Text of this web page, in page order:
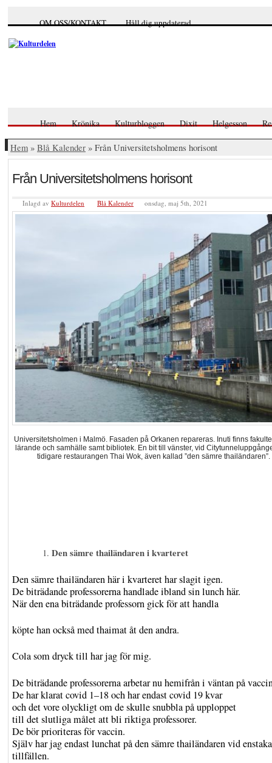
OM OSS/KONTAKT Håll dig uppdaterad
Hem Krönika Kulturbloggen Dixit Helgesson
Hem » Blå Kalender » Från Universitetsholmens horisont
Från Universitetsholmens horisont
Inlagd av Kulturdelen Blå Kalender onsdag, maj 5th, 2021
Universitetsholmen i Malmö. Fasaden på Orkanen repareras. Inuti finns
lärande och samhälle samt bibliotek. En bit till vänster, vid
tidigare restaurangen Thai Wok, även kallad ”den sämre thailändaren”.
Den sämre thailändaren i kvarteret
Den sämre thailändaren här i kvarteret har slagit igen.
De biträdande professorerna handlade ibland sin lunch här.
När den ena biträdande professorn gick för att handla
köpte han också med thaimat åt den andra.
Cola som dryck till har jag för mig.
De biträdande professorerna arbetar nu hemifrån i väntan på
De har klarat covid 1–18 och har endast covid 19 kvar
och det vore olyckligt om de skulle snubbla på upploppet
till det slutliga målet att bli riktiga professorer.
De bör prioriteras för vaccin.
Själv har jag endast lunchat på den sämre thailändaren vid enstaka
tillfällen.